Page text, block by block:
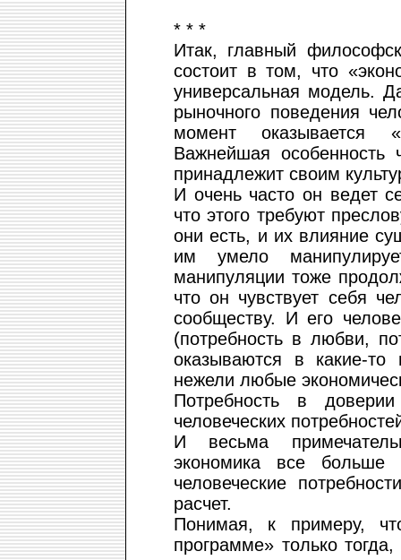
* * *
Итак, главный
состоит в том, что
универсальная модель.
рыночного поведения
момент оказывается
Важнейшая особенность
принадлежит своим
И очень часто он ведет
что этого требуют
они есть, и их влияние
им умело
манипуляции тоже
что он чувствует себя
сообществу. И его
(потребность в любви,
оказываются в какие-
нежели любые
Потребность в
человеческих
И весьма
экономика все
человеческие
расчет.
Понимая, к примеру,
программе» только